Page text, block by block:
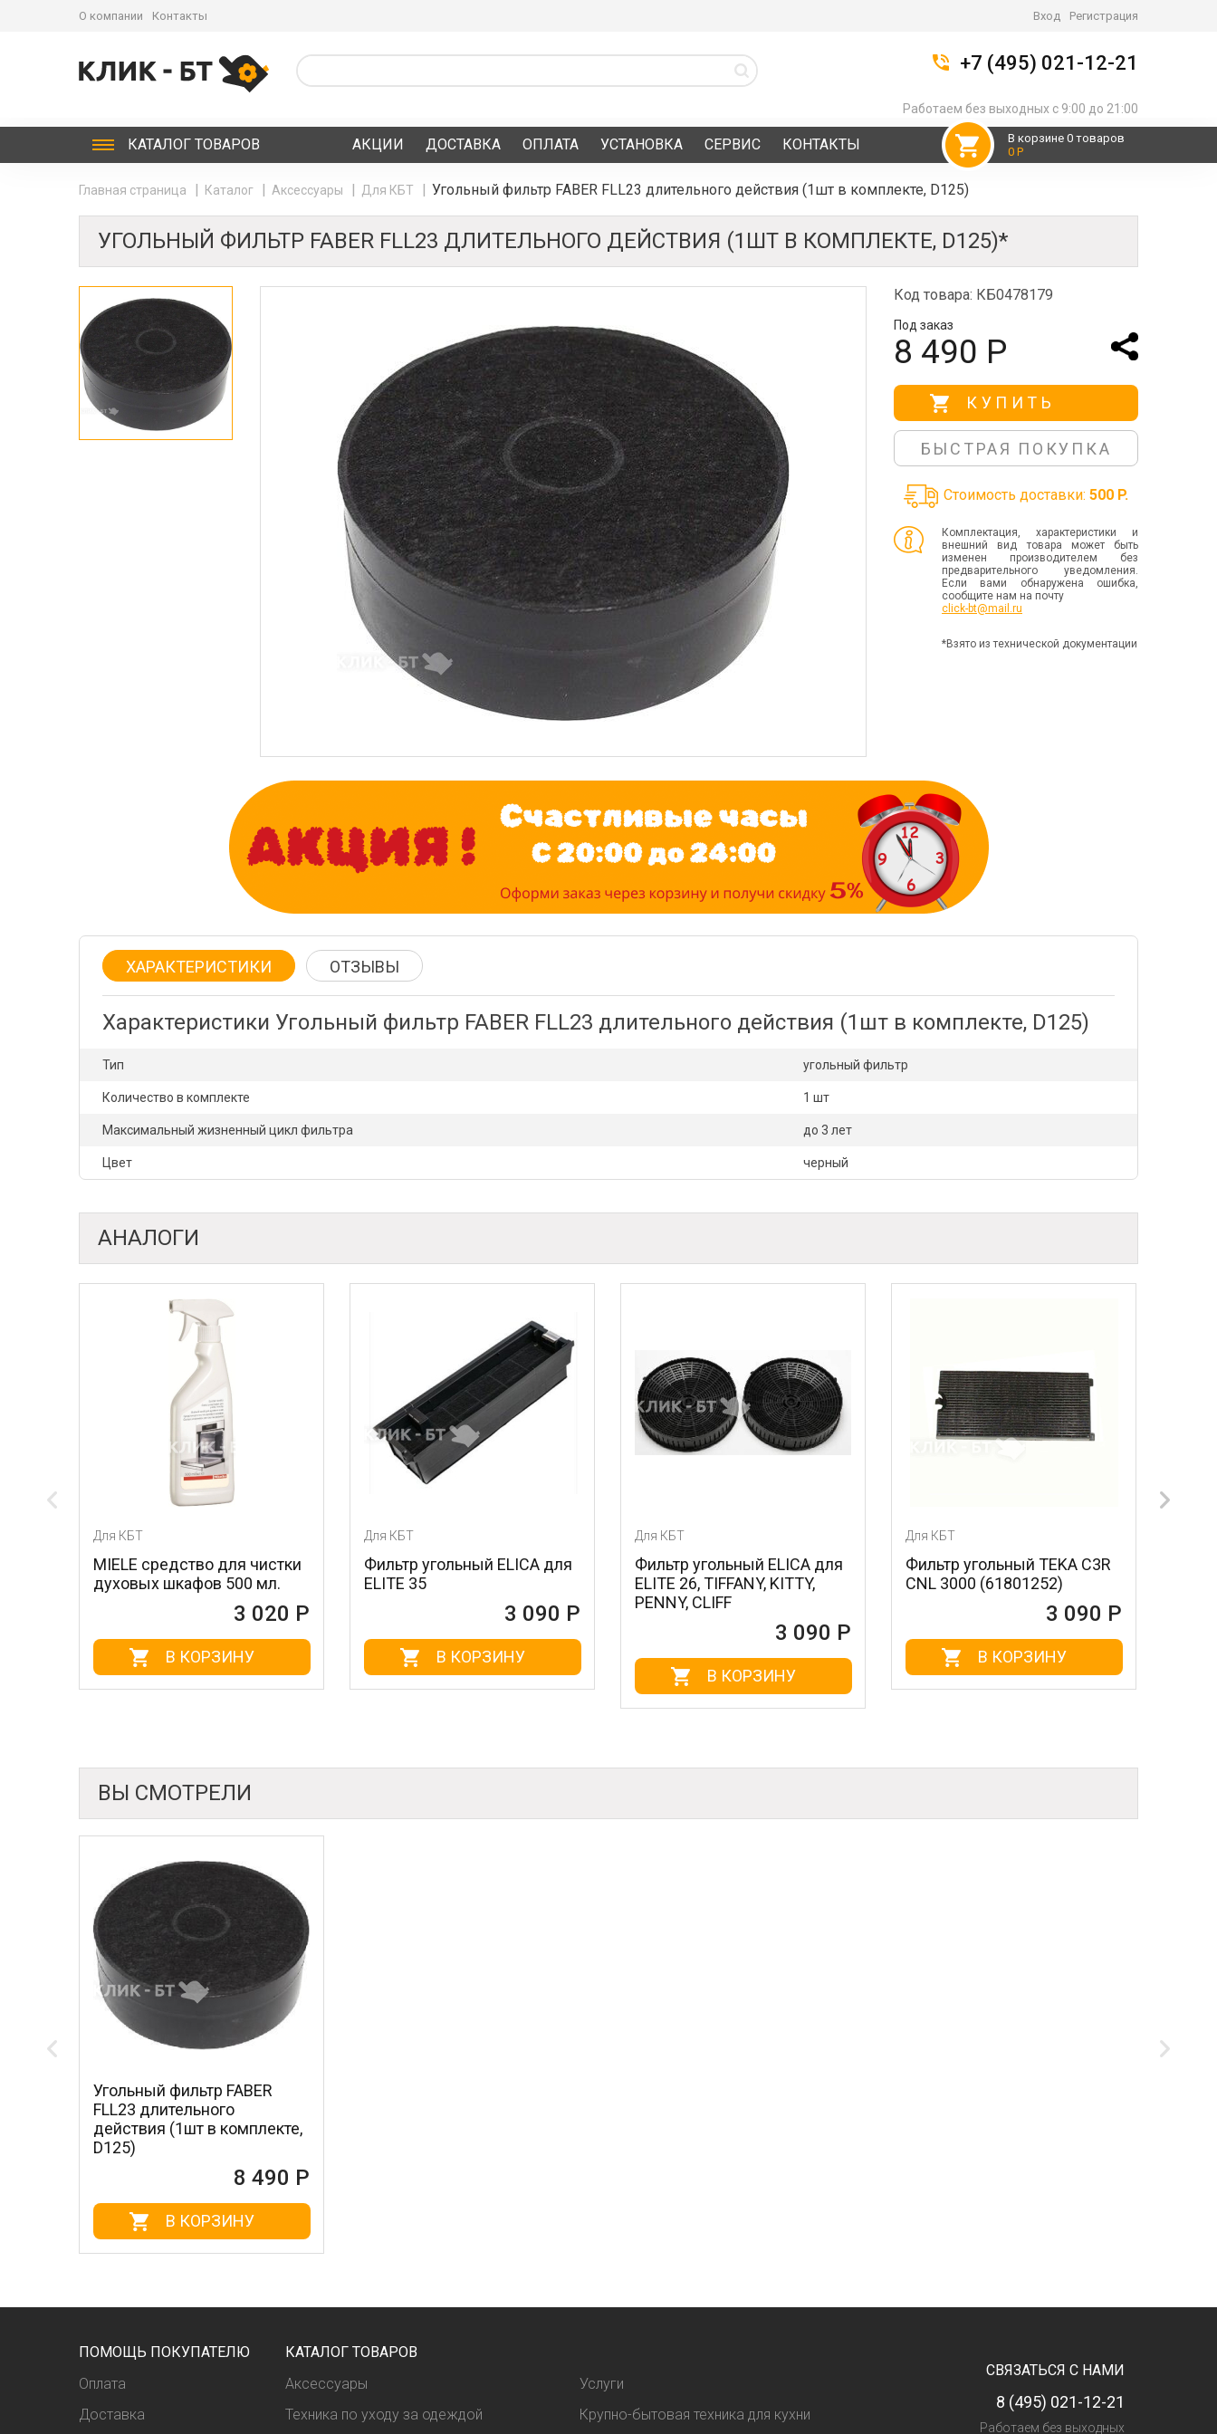
О компании Контакты Вход Регистрация
+7 (495) 021-12-21
Работаем без выходных с 9:00 до 21:00
КАТАЛОГ ТОВАРОВ
В корзине 0 товаров
0 Р
АКЦИИ ДОСТАВКА ОПЛАТА УСТАНОВКА СЕРВИС КОНТАКТЫ
Главная страница Каталог Аксессуары Для КБТ Угольный фильтр FABER FLL23 длительного действия (1шт в комплекте, D125)
УГОЛЬНЫЙ ФИЛЬТР FABER FLL23 ДЛИТЕЛЬНОГО ДЕЙСТВИЯ (1ШТ В КОМПЛЕКТЕ, D125)*
Код товара: КБ0478179
Под заказ
8 490 Р
КУПИТЬ
БЫСТРАЯ ПОКУПКА
Стоимость доставки: 500 P.
Комплектация, характеристики и
внешний вид товара может быть
изменен производителем без
предварительного уведомления.
Если вами обнаружена ошибка,
сообщите нам на почту
click-bt@mail.ru
*Взято из технической документации
ХАРАКТЕРИСТИКИ ОТЗЫВЫ
Характеристики Угольный фильтр FABER FLL23 длительного действия (1шт в комплекте, D125)
Тип угольный фильтр
Количество в комплекте 1 шт
Максимальный жизненный цикл фильтра до 3 лет
Цвет черный
АНАЛОГИ
Для КБТ
MIELE средство для чистки
духовых шкафов 500 мл.
3 020 Р
В КОРЗИНУ
Для КБТ
Фильтр угольный ELICA для
ELITE 35
3 090 Р
В КОРЗИНУ
Для КБТ
Фильтр угольный ELICA для
ELITE 26, TIFFANY, KITTY,
PENNY, CLIFF
3 090 Р
В КОРЗИНУ
Для КБТ
Фильтр угольный TEKA C3R
CNL 3000 (61801252)
3 090 Р
В КОРЗИНУ
ВЫ СМОТРЕЛИ
Угольный фильтр FABER
FLL23 длительного
действия (1шт в комплекте,
D125)
8 490 Р
В КОРЗИНУ
ПОМОЩЬ ПОКУПАТЕЛЮ
Оплата
Доставка
СВЯЗАТЬСЯ С НАМИ
8 (495) 021-12-21
Работаем без выходных
КАТАЛОГ ТОВАРОВ
Аксессуары
Услуги
Техника по уходу за одеждой
Крупно-бытовая техника для кухни